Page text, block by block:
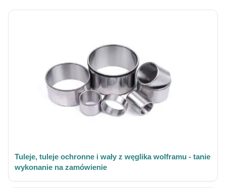
Tuleje, tuleje ochronne i wały z węglika wolframu - tanie
wykonanie na zamówienie